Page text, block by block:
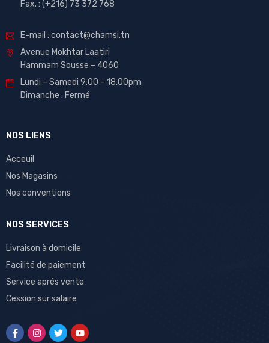
Fax. : (+216) 73 372 768
E-mail : contact@chamsi.tn
Avenue Mokhtar Laatiri
Hammam Sousse – 4060
Lundi – Samedi 9:00 – 18:00pm
Dimanche : Fermé
NOS LIENS
Acceuil
Nos Magasins
Nos conventions
NOS SERVICES
Livraison à domicile
Facilité de paiement
Service aprés vente
Cession sur salaire